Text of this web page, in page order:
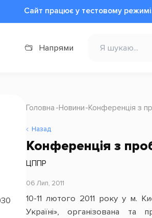
Сайт працює у тестовому
Напрями
Головна Новини Конференція з
Назад
Конференція з
ЦППР
06 Лип, 2011
10-11 лютого 2011 року у м.
Україні», організована